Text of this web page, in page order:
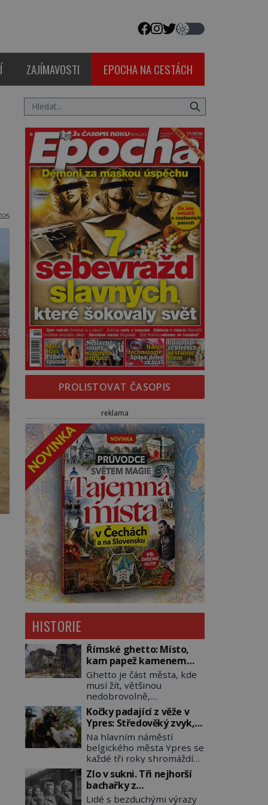
ZAJÍMAVOSTI EPOCHA NA CESTÁCH
PROLISTOVAT ČASOPIS
reklama
HISTORIE
Římské ghetto: Místo,
kam papež kamenem
dohodil
Ghetto je část města, kde
musí žít, většinou
nedobrovolně,
náboženská, rasová nebo
národnostní menšina
obyvatel. Bohaté
historické zkušenosti mají
s takovým životem Židé. Už
od středověku jsou totiž v
každou chvíli nuceni v
nějakém žít. Mezi ty
nejslavnější patří i římské
Kočky padající z věže v
Ypres: Středověký zvyk,
který dodnes budí
rozpaky
Na hlavním náměstí
belgického města Ypres se
každé tři roky shromáždí
tisíce lidí. Z věže slavné
tržnice létají do davu
kočky, diváci jásají a snaží
se je chytit. Naštěstí už
Zlo v sukni. Tři nejhorší
bachařky z
koncentračních táborů
Lidé s bezduchými výrazy